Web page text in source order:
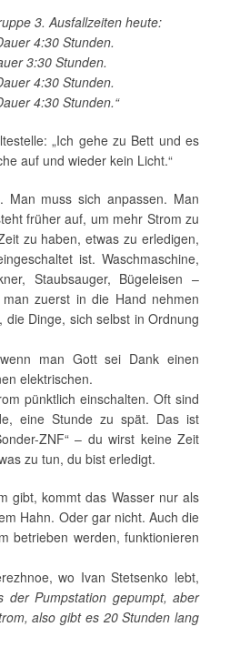
3. Ausfallzeiten heute:
4:30 Stunden.
3:30 Stunden.
4:30 Stunden.
4:30 Stunden.“
„Ich gehe zu Bett und es
auf und wieder kein Licht.“
Man muss sich anpassen. Man
früher auf, um mehr Strom zu
zu haben, etwas zu erledigen,
ist. Waschmaschine,
Staubsauger, Bügeleisen –
zuerst in die Hand nehmen
die Dinge, sich selbst in Ordnung
man Gott sei Dank einen
elektrischen.
pünktlich einschalten. Oft sind
eine Stunde zu spät. Das ist
ZNF“ – du wirst keine Zeit
zu tun, du bist erledigt.
gibt, kommt das Wasser nur als
Hahn. Oder gar nicht. Auch die
betrieben werden, funktionieren
wo Ivan Stetsenko lebt,
der Pumpstation gepumpt, aber
also gibt es 20 Stunden lang